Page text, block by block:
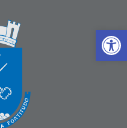
Vis